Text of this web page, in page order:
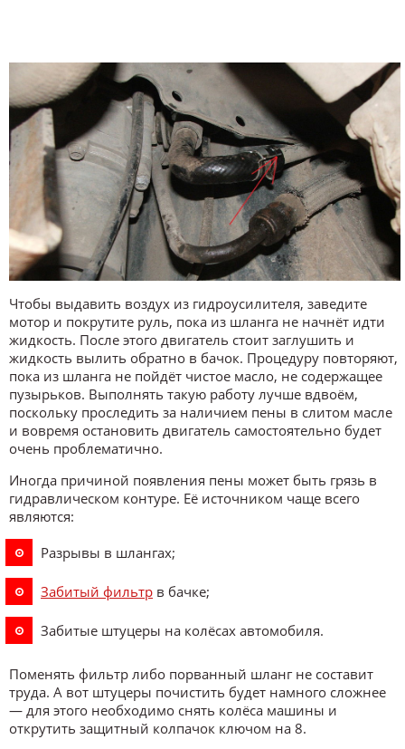
Чтобы выдавить воздух из гидроусилителя, заведите
мотор и покрутите руль, пока из шланга не начнёт идти
жидкость. После этого двигатель стоит заглушить и
жидкость вылить обратно в бачок. Процедуру повторяют,
пока из шланга не пойдёт чистое масло, не содержащее
пузырьков. Выполнять такую работу лучше вдвоём,
поскольку проследить за наличием пены в слитом масле
и вовремя остановить двигатель самостоятельно будет
очень проблематично.
Иногда причиной появления пены может быть грязь в
гидравлическом контуре. Её источником чаще всего
являются:
Разрывы в шлангах;
Забитый фильтр в бачке;
Забитые штуцеры на колёсах автомобиля.
Поменять фильтр либо порванный шланг не составит
труда. А вот штуцеры почистить будет намного сложнее
— для этого необходимо снять колёса машины и
открутить защитный колпачок ключом на 8.